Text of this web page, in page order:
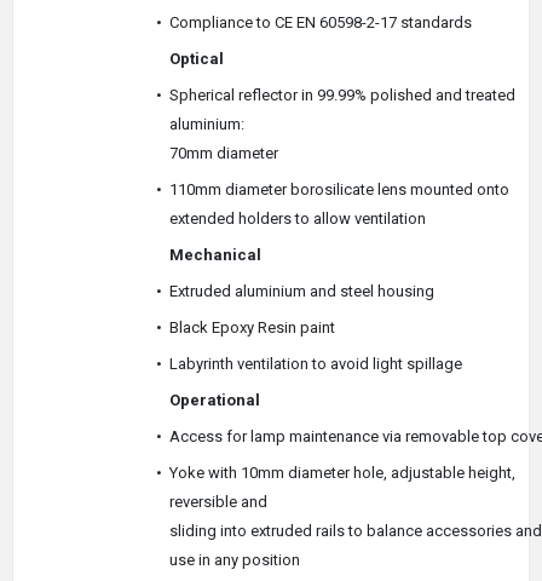
• Compliance to CE EN 60598-2-17 standards
Optical
• Spherical reflector in 99.99% polished and treated
aluminium:
70mm diameter
• 110mm diameter borosilicate lens mounted onto
extended holders to allow ventilation
Mechanical
• Extruded aluminium and steel housing
• Black Epoxy Resin paint
• Labyrinth ventilation to avoid light spillage
Operational
• Access for lamp maintenance via removable top
• Yoke with 10mm diameter hole, adjustable height,
reversible and
sliding into extruded rails to balance accessories
use in any position